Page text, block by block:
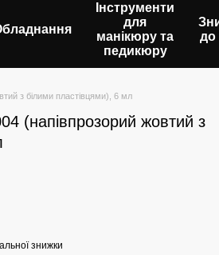
Інструменти
для
манікюру та
педикюру
до
з білими пластівцями), 6 мл
(напівпрозорий жовтий з
знижки